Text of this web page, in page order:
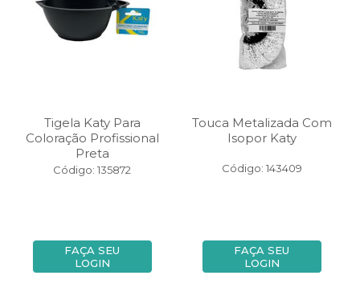
Tigela Katy Para
Coloração Profissional
Preta
Código: 135872
FAÇA SEU
LOGIN
Touca Metalizada Com
Isopor Katy
Código: 143409
FAÇA SEU
LOGIN